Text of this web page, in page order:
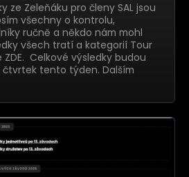
ze Zeleňáku pro členy SAL jsou
všechny o kontrolu,
ručně a někdo nám mohl
všech tratí a kategorií Tour
Celkové výsledky budou
tento týden. Dalším